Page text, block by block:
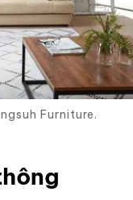
Furniture.